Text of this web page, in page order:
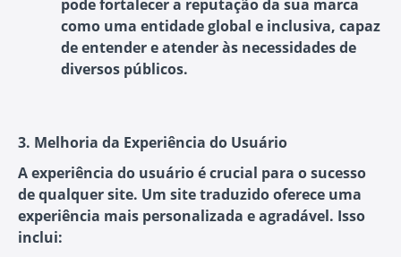
pode fortalecer a reputação da sua marca
como uma entidade global e inclusiva, capaz
de entender e atender às necessidades de
diversos públicos.
3. Melhoria da Experiência do Usuário
A experiência do usuário é crucial para o sucesso
de qualquer site. Um site traduzido oferece uma
experiência mais personalizada e agradável. Isso
inclui: